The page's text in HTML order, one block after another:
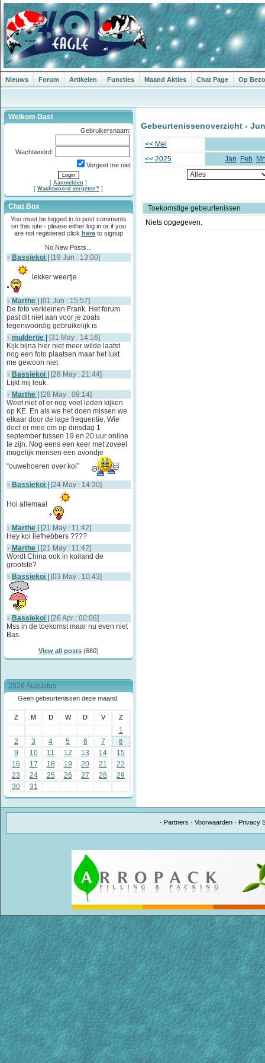
Nieuws Forum Artikelen Functies Maand Akties Chat Page Op
Welkom Gast
Gebruikersnaam:
Wachtwoord:
Vergeet me niet
[ Aanmelden ]
[ Wachtwoord vergeten? ]
Chat Box
You must be logged in to post comments
on this site - please either log in or if you
are not registered click hereto signup
No New Posts...
Bassiekoi [19 Jun : 13:00]
lekker weertje
Marthe
[01 Jun : 15:57]
De foto verkleinen Frank. Het forum
past dit niet aan voor je zoals
tegenwoordig gebruikelijk is
muldertje
[31 May : 14:16]
Kijk bijna hier niet meer wilde laatst
nog een foto plaatsen maar het lukt
me gewoon niet
Bassiekoi
[28 May : 21:44]
Lijkt mij leuk.
Marthe
[28 May : 08:14]
Weet niet of er nog veel leden kijken
op KE. En als we het doen missen we
elkaar door de lage frequentie. Wie
doet er mee om op dinsdag 1
september tussen 19 en 20 uur online
te zijn. Nog eens een keer met zoveel
mogelijk mensen een avondje
“ouwehoeren over koi”
Bassiekoi [24 May : 14:30]
Hoi allemaal
Marthe
[21 May : 11:42]
Hey koi liefhebbers ????
Marthe
[21 May : 11:42]
Wordt China ook in koiland de
grootste?
Bassiekoi
[03 May : 10:43]
Bassiekoi
[26 Apr : 00:06]
Mss in de toekomst maar nu even niet
Bas.
View all posts(680)
2026 Augustus
Geen gebeurtenissen deze maand.
Z M D W D V Z
1
2
3 4 5 6 7 8
9 10 11 12 13 14
15
16
17 18 19 20 21
22
23
24 25 26 27 28
29
30
31
Gebeurtenissenoverzicht -
<< Mei
<< 2025
Jan Feb
Toekomstige gebeurtenissen
Niets opgegeven.
· Partners ·Voorwaarden · Privacy